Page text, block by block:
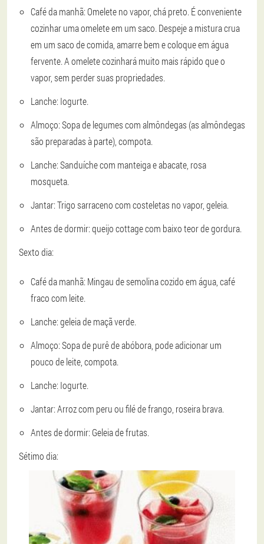
Café da manhã: Omelete no vapor, chá preto. É conveniente
cozinhar uma omelete em um saco. Despeje a mistura crua
em um saco de comida, amarre bem e coloque em água
fervente. A omelete cozinhará muito mais rápido que o
vapor, sem perder suas propriedades.
Lanche: Iogurte.
Almoço: Sopa de legumes com almôndegas (as almôndegas
são preparadas à parte), compota.
Lanche: Sanduíche com manteiga e abacate, rosa
mosqueta.
Jantar: Trigo sarraceno com costeletas no vapor, geleia.
Antes de dormir: queijo cottage com baixo teor de gordura.
Sexto dia:
Café da manhã: Mingau de semolina cozido em água, café
fraco com leite.
Lanche: geleia de maçã verde.
Almoço: Sopa de purê de abóbora, pode adicionar um
pouco de leite, compota.
Lanche: Iogurte.
Jantar: Arroz com peru ou filé de frango, roseira brava.
Antes de dormir: Geleia de frutas.
Sétimo dia: